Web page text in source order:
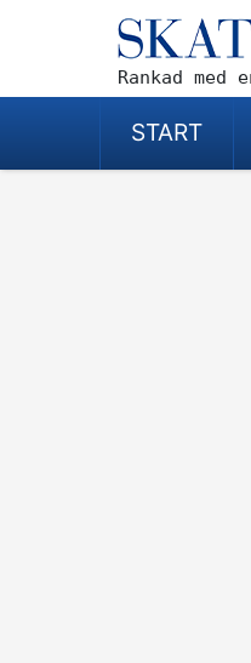
Rankad
START